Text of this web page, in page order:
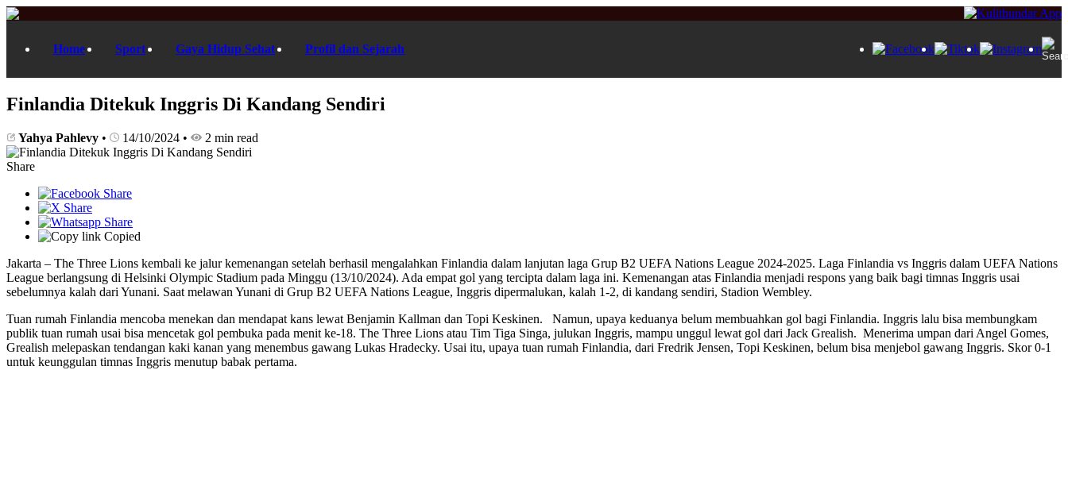
Home Sport Gaya Hidup Sehat Profil dan Sejarah
Finlandia Ditekuk Inggris Di Kandang Sendiri
Yahya Pahlevy • 14/10/2024 • 2 min read
Share
Copied
Jakarta – The Three Lions kembali ke jalur kemenangan setelah berhasil mengalahkan Finlandia dalam lanjutan laga Grup B2 UEFA Nations League 2024-2025. Laga Finlandia vs Inggris dalam UEFA Nations
League berlangsung di Helsinki Olympic Stadium pada Minggu (13/10/2024). Ada empat gol yang tercipta dalam laga ini. Kemenangan atas Finlandia menjadi respons yang baik bagi timnas Inggris usai
sebelumnya kalah dari Yunani. Saat melawan Yunani di Grup B2 UEFA Nations League, Inggris dipermalukan, kalah 1-2, di kandang sendiri, Stadion Wembley.
Tuan rumah Finlandia mencoba menekan dan mendapat kans lewat Benjamin Kallman dan Topi Keskinen. Namun, upaya keduanya belum membuahkan gol bagi Finlandia. Inggris lalu bisa membungkam
publik tuan rumah usai bisa mencetak gol pembuka pada menit ke-18. The Three Lions atau Tim Tiga Singa, julukan Inggris, mampu unggul lewat gol dari Jack Grealish. Menerima umpan dari Angel Gomes,
Grealish melepaskan tendangan kaki kanan yang menembus gawang Lukas Hradecky. Usai itu, upaya tuan rumah Finlandia, dari Fredrik Jensen, Topi Keskinen, belum bisa menjebol gawang Inggris. Skor 0-1
untuk keunggulan timnas Inggris menutup babak pertama.